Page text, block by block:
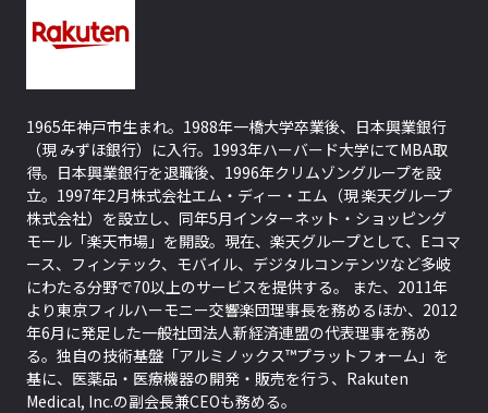
1965年神戸市生まれ。1988年一橋大学卒業後、日本興業銀行
（現 みずほ銀行）に入行。1993年ハーバード大学にてMBA取
得。日本興業銀行を退職後、1996年クリムゾングループを設
立。1997年2月株式会社エム・ディー・エム（現 楽天グループ
株式会社）を設立し、同年5月インターネット・ショッピング
モール「楽天市場」を開設。現在、楽天グループとして、Eコマ
ース、フィンテック、モバイル、デジタルコンテンツなど多岐
にわたる分野で70以上のサービスを提供する。 また、2011年
より東京フィルハーモニー交響楽団理事長を務めるほか、2012
年6月に発足した一般社団法人新経済連盟の代表理事を務め
る。独自の技術基盤「アルミノックス™プラットフォーム」を
基に、医薬品・医療機器の開発・販売を行う、Rakuten
Medical, Inc.の副会長兼CEOも務める。